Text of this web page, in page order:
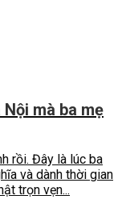
mà ba mẹ
rồi. Đây là lúc ba
và dành thời gian
trọn vẹn...